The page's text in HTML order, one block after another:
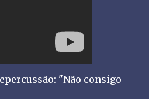
"Não consigo